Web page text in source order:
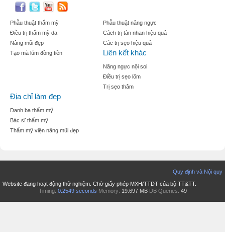
Phẫu thuật thẩm mỹ
Điều trị thẩm mỹ da
Nâng mũi đẹp
Tạo mà lúm đồng tiền
Phẫu thuật nâng ngực
Cách trị tàn nhan hiệu quả
Các trị sẹo hiệu quả
Liên kết khác
Nâng ngực nội soi
Điều trị sẹo lõm
Trị sẹo thâm
Địa chỉ làm đẹp
Danh bạ thẩm mỹ
Bác sĩ thẩm mỹ
Thẩm mỹ viện nâng mũi đẹp
Quy định và Nội quy
Website đang hoạt động thử nghiệm. Chờ giấy phép MXH/TTDT của bộ TT&TT.
Timing: 0.2549 seconds Memory: 19.697 MB DB Queries: 49